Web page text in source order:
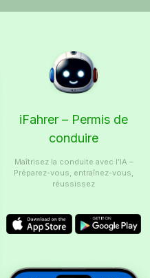
iFahrer – Permis de
conduire
Maîtrisez la conduite avec l’IA –
Préparez-vous, entraînez-vous,
réussissez